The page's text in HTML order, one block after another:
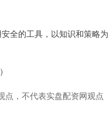
全的工具，以知识和策略为
点，不代表实盘配资网观点